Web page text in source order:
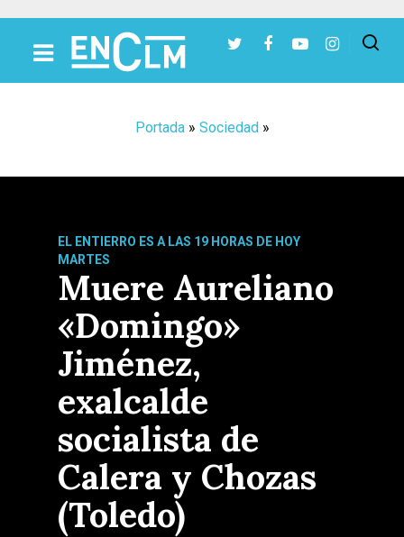
Portada» Sociedad»
EL ENTIERRO ES A LAS 19 HORAS DE HOY
MARTES
Muere Aureliano
«Domingo»
Jiménez,
exalcalde
socialista de
Calera y Chozas
(Toledo)